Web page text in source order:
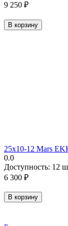
9 250 ₽
В корзину
25х10-12 Mars
0.0
Доступность: 12
6 300 ₽
В корзину